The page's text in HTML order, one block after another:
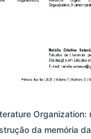
Organization:
da memória